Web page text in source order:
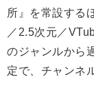
所』を常設する
／2.5次元／
のジャンルから
定で、チャンネ